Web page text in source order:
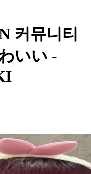
커뮤니티
いい -